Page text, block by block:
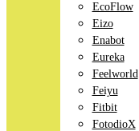
EcoFlow
Eizo
Enabot
Eureka
Feelworld
Feiyu
Fitbit
FotodioX